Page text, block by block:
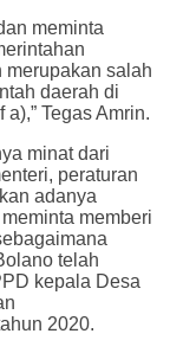
meminta
merupakan salah
daerah di
Tegas Amrin.
minat dari
peraturan
adanya
memberi
telah
kepala Desa
2020.